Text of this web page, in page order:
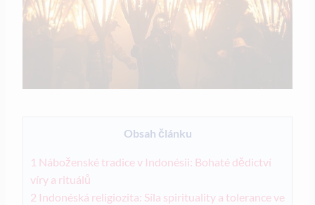
Obsah článku
1 Náboženské tradice v Indonésii: Bohaté dědictví
víry a rituálů
2 Indonéská religiozita: Síla spirituality a tolerance ve